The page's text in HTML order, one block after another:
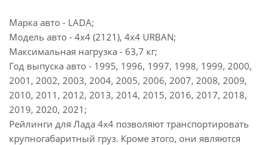
Марка авто - LADA;
Модель авто - 4x4 (2121), 4x4 URBAN;
Максимальная нагрузка - 63,7 кг;
Год выпуска авто - 1995, 1996, 1997, 1998, 1999, 2000,
2001, 2002, 2003, 2004, 2005, 2006, 2007, 2008, 2009,
2010, 2011, 2012, 2013, 2014, 2015, 2016, 2017, 2018,
2019, 2020, 2021;
Рейлинги для Лада 4x4 позволяют транспортировать
крупногабаритный груз. Кроме этого, они являются